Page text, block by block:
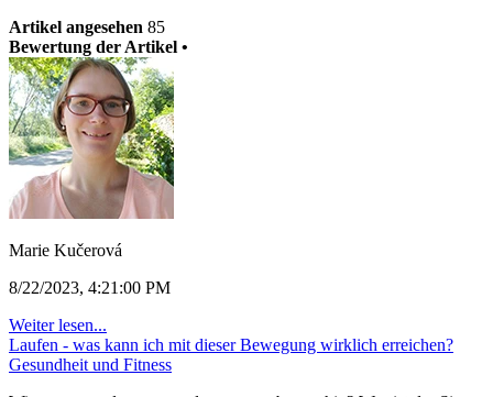
Artikel angesehen 85
Bewertung der Artikel •
Marie Kučerová
8/22/2023, 4:21:00 PM
Weiter lesen...
Laufen - was kann ich mit dieser Bewegung wirklich erreichen?
Gesundheit und Fitness